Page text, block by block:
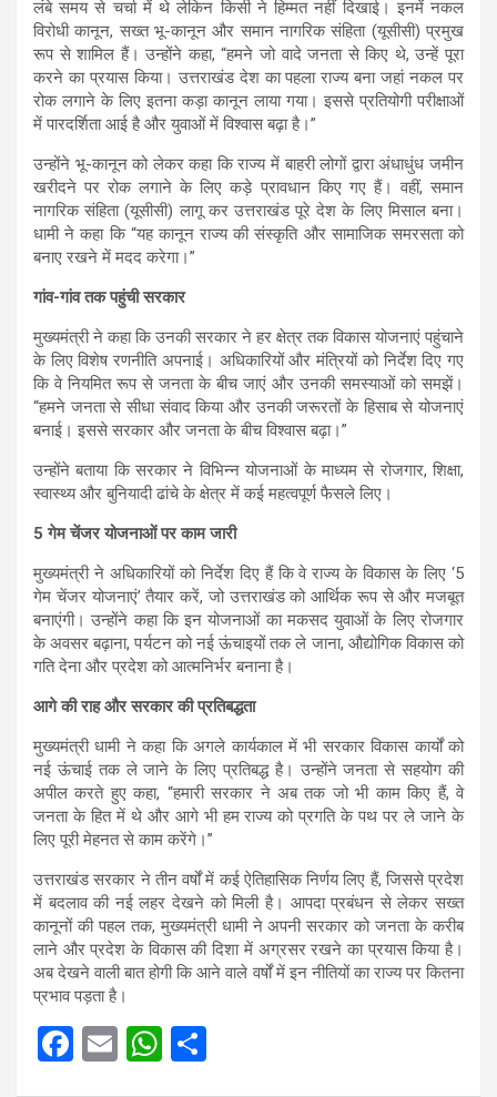
लंबे समय से चर्चा में थे लेकिन किसी ने हिम्मत नहीं दिखाई। इनमें नकल
विरोधी कानून, सख्त भू-कानून और समान नागरिक संहिता (यूसीसी) प्रमुख
रूप से शामिल हैं। उन्होंने कहा, “हमने जो वादे जनता से किए थे, उन्हें पूरा
करने का प्रयास किया। उत्तराखंड देश का पहला राज्य बना जहां नकल पर
रोक लगाने के लिए इतना कड़ा कानून लाया गया। इससे प्रतियोगी परीक्षाओं
में पारदर्शिता आई है और युवाओं में विश्वास बढ़ा है।”
उन्होंने भू-कानून को लेकर कहा कि राज्य में बाहरी लोगों द्वारा अंधाधुंध जमीन
खरीदने पर रोक लगाने के लिए कड़े प्रावधान किए गए हैं। वहीं, समान
नागरिक संहिता (यूसीसी) लागू कर उत्तराखंड पूरे देश के लिए मिसाल बना।
धामी ने कहा कि “यह कानून राज्य की संस्कृति और सामाजिक समरसता को
बनाए रखने में मदद करेगा।”
गांव-गांव तक पहुंची सरकार
मुख्यमंत्री ने कहा कि उनकी सरकार ने हर क्षेत्र तक विकास योजनाएं पहुंचाने
के लिए विशेष रणनीति अपनाई। अधिकारियों और मंत्रियों को निर्देश दिए गए
कि वे नियमित रूप से जनता के बीच जाएं और उनकी समस्याओं को समझें।
“हमने जनता से सीधा संवाद किया और उनकी जरूरतों के हिसाब से योजनाएं
बनाई। इससे सरकार और जनता के बीच विश्वास बढ़ा।”
उन्होंने बताया कि सरकार ने विभिन्न योजनाओं के माध्यम से रोजगार, शिक्षा,
स्वास्थ्य और बुनियादी ढांचे के क्षेत्र में कई महत्वपूर्ण फैसले लिए।
5 गेम चेंजर योजनाओं पर काम जारी
मुख्यमंत्री ने अधिकारियों को निर्देश दिए हैं कि वे राज्य के विकास के लिए ‘5
गेम चेंजर योजनाएं’ तैयार करें, जो उत्तराखंड को आर्थिक रूप से और मजबूत
बनाएंगी। उन्होंने कहा कि इन योजनाओं का मकसद युवाओं के लिए रोजगार
के अवसर बढ़ाना, पर्यटन को नई ऊंचाइयों तक ले जाना, औद्योगिक विकास को
गति देना और प्रदेश को आत्मनिर्भर बनाना है।
आगे की राह और सरकार की प्रतिबद्धता
मुख्यमंत्री धामी ने कहा कि अगले कार्यकाल में भी सरकार विकास कार्यों को
नई ऊंचाई तक ले जाने के लिए प्रतिबद्ध है। उन्होंने जनता से सहयोग की
अपील करते हुए कहा, “हमारी सरकार ने अब तक जो भी काम किए हैं, वे
जनता के हित में थे और आगे भी हम राज्य को प्रगति के पथ पर ले जाने के
लिए पूरी मेहनत से काम करेंगे।”
उत्तराखंड सरकार ने तीन वर्षों में कई ऐतिहासिक निर्णय लिए हैं, जिससे प्रदेश
में बदलाव की नई लहर देखने को मिली है। आपदा प्रबंधन से लेकर सख्त
कानूनों की पहल तक, मुख्यमंत्री धामी ने अपनी सरकार को जनता के करीब
लाने और प्रदेश के विकास की दिशा में अग्रसर रखने का प्रयास किया है।
अब देखने वाली बात होगी कि आने वाले वर्षों में इन नीतियों का राज्य पर कितना
प्रभाव पड़ता है।
F
E
W